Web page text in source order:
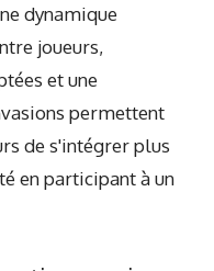
dynamique
joueurs,
et une
permettent
de s'intégrer plus
en participant à un